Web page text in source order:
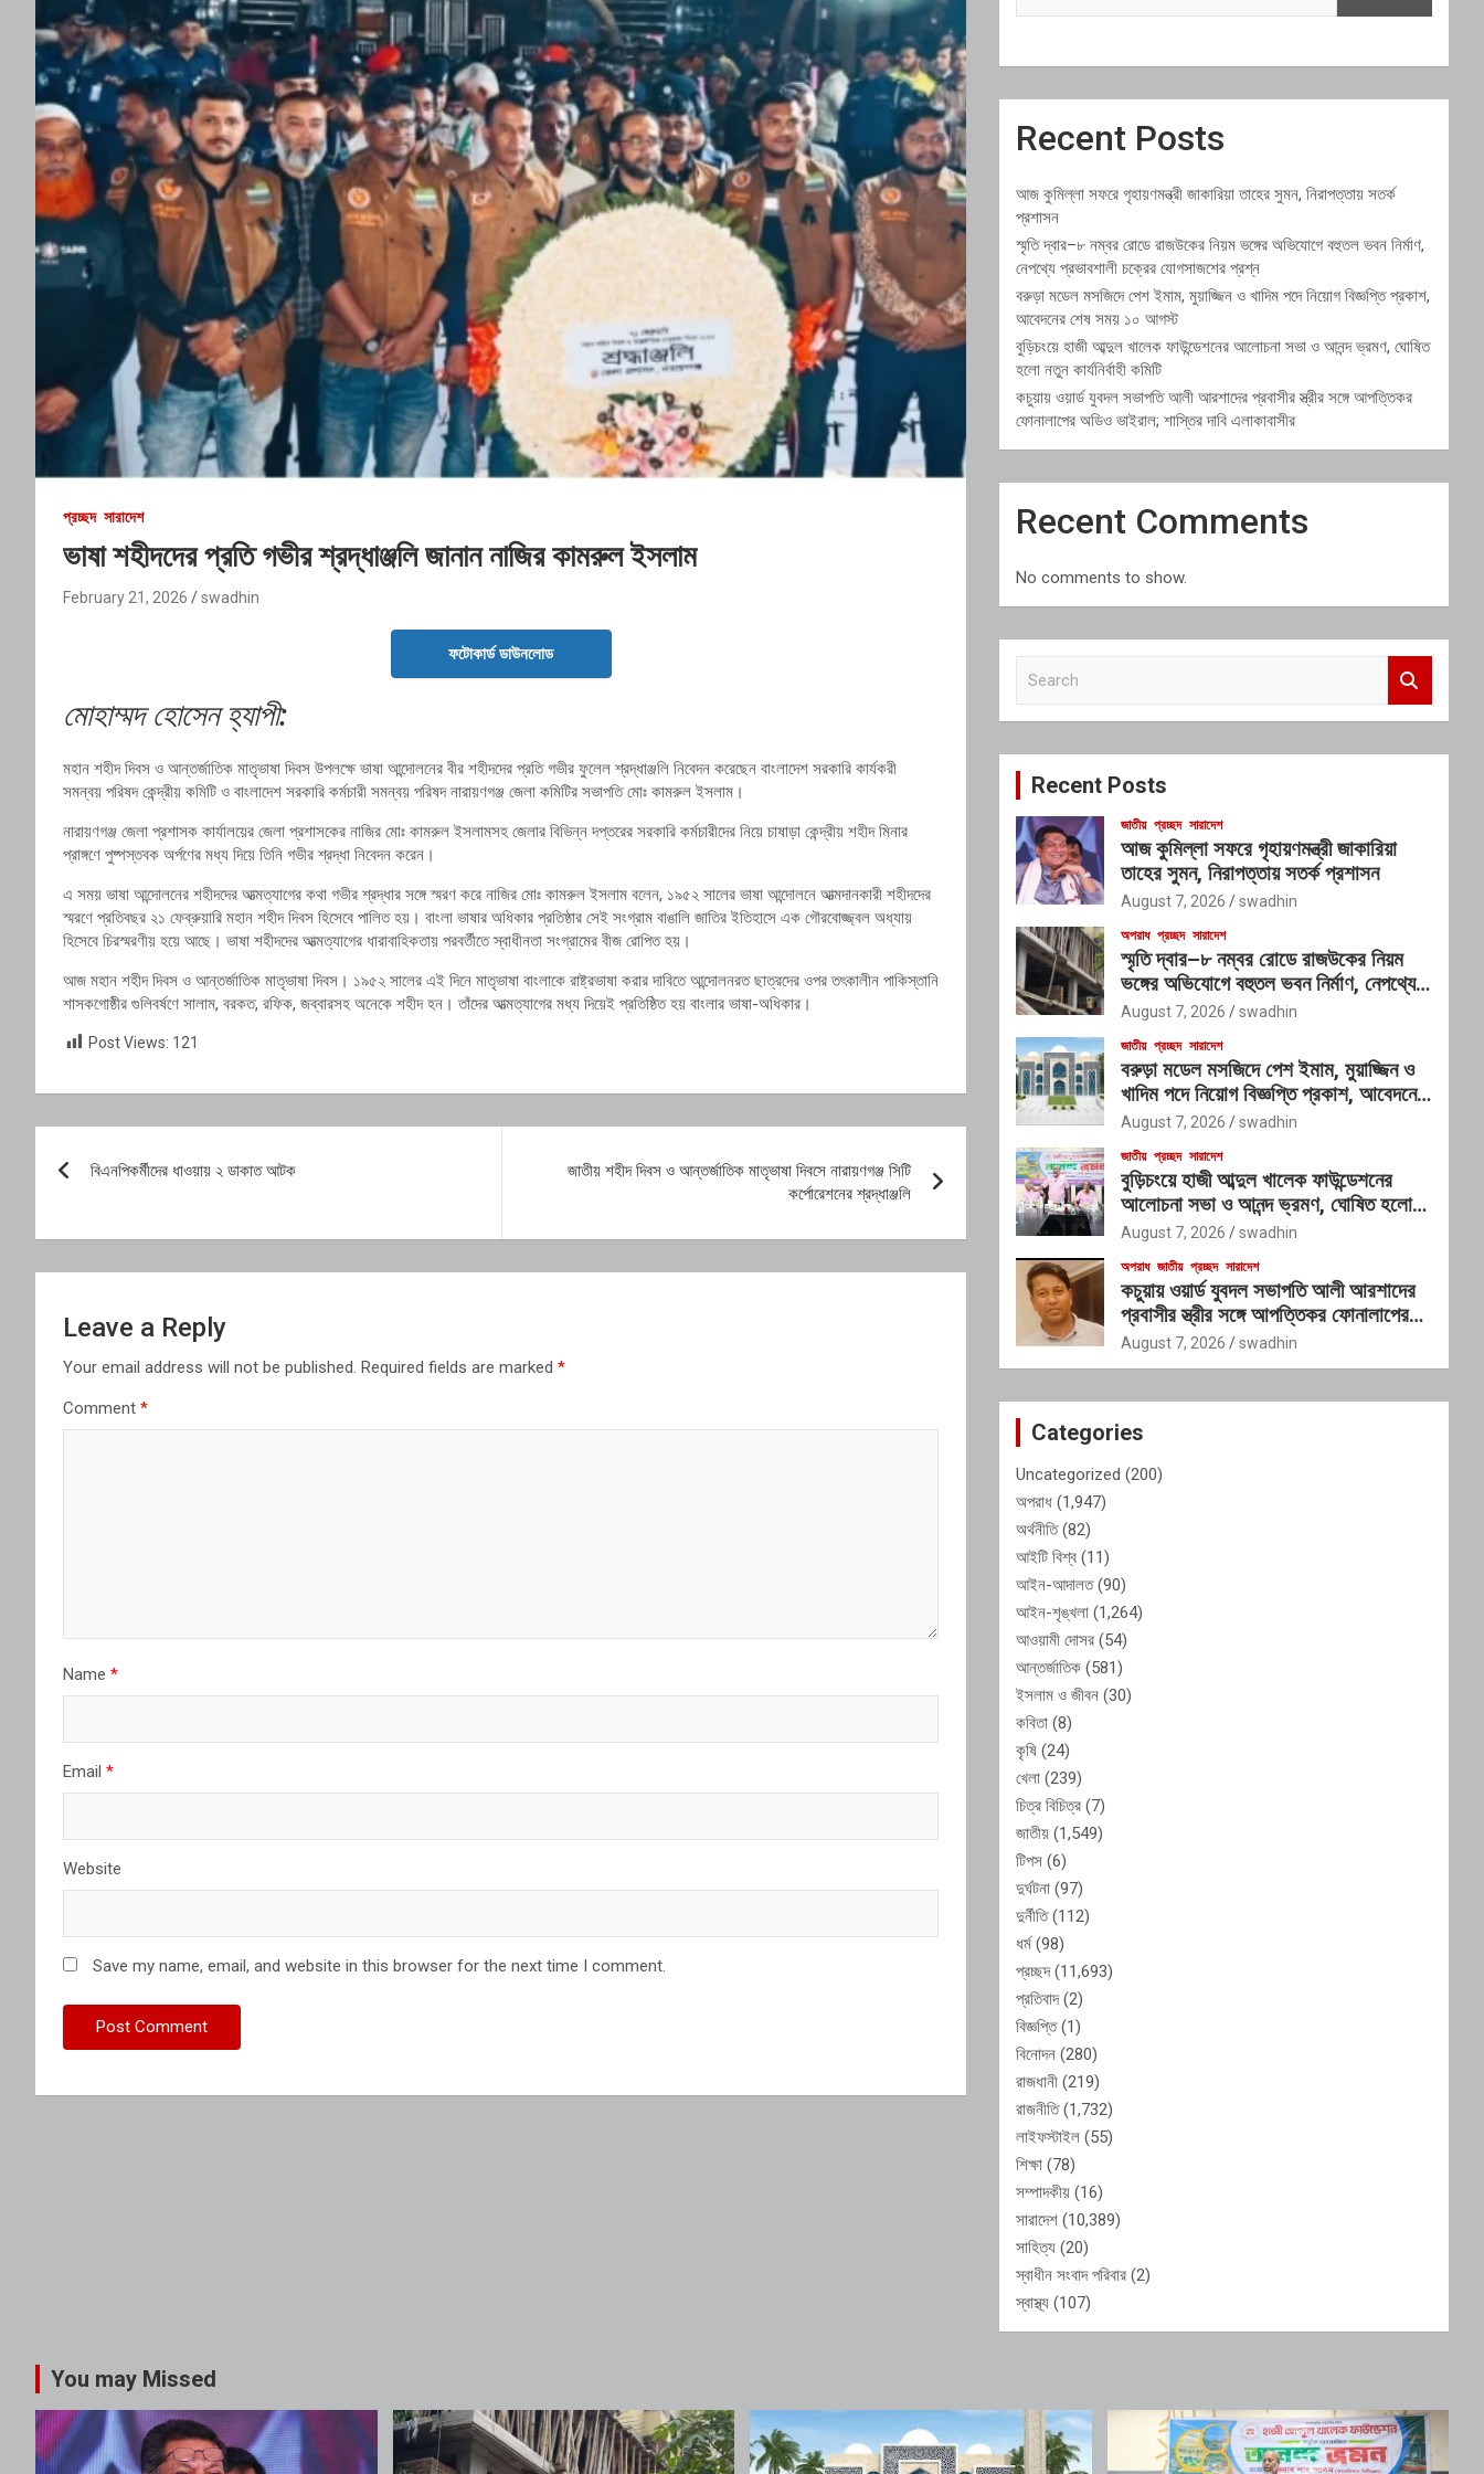
প্রচ্ছদ সারাদেশ
ভাষা শহীদদের প্রতি গভীর শ্রদ্ধাঞ্জলি জানান নাজির কামরুল ইসলাম
February 21, 2026 swadhin
ফটোকার্ড ডাউনলোড
মোহাম্মদ হোসেন হ্যাপী:
মহান শহীদ দিবস ও আন্তর্জাতিক মাতৃভাষা দিবস উপলক্ষে ভাষা আন্দোলনের বীর শহীদদের প্রতি গভীর ফুলেল শ্রদ্ধাঞ্জলি নিবেদন করেছেন বাংলাদেশ সরকারি কার্যকরী
সমন্বয় পরিষদ কেন্দ্রীয় কমিটি ও বাংলাদেশ সরকারি কর্মচারী সমন্বয় পরিষদ নারায়ণগঞ্জ জেলা কমিটির সভাপতি মোঃ কামরুল ইসলাম।
নারায়ণগঞ্জ জেলা প্রশাসক কার্যালয়ের জেলা প্রশাসকের নাজির মোঃ কামরুল ইসলামসহ জেলার বিভিন্ন দপ্তরের সরকারি কর্মচারীদের নিয়ে চাষাড়া কেন্দ্রীয় শহীদ মিনার
প্রাঙ্গণে পুষ্পস্তবক অর্পণের মধ্য দিয়ে তিনি গভীর শ্রদ্ধা নিবেদন করেন।
এ সময় ভাষা আন্দোলনের শহীদদের আত্মত্যাগের কথা গভীর শ্রদ্ধার সঙ্গে স্মরণ করে নাজির মোঃ কামরুল ইসলাম বলেন, ১৯৫২ সালের ভাষা আন্দোলনে আত্মদানকারী শহীদদের
স্মরণে প্রতিবছর ২১ ফেব্রুয়ারি মহান শহীদ দিবস হিসেবে পালিত হয়। বাংলা ভাষার অধিকার প্রতিষ্ঠার সেই সংগ্রাম বাঙালি জাতির ইতিহাসে এক গৌরবোজ্জ্বল অধ্যায়
হিসেবে চিরস্মরণীয় হয়ে আছে। ভাষা শহীদদের আত্মত্যাগের ধারাবাহিকতায় পরবর্তীতে স্বাধীনতা সংগ্রামের বীজ রোপিত হয়।
আজ মহান শহীদ দিবস ও আন্তর্জাতিক মাতৃভাষা দিবস। ১৯৫২ সালের এই দিনে মাতৃভাষা বাংলাকে রাষ্ট্রভাষা করার দাবিতে আন্দোলনরত ছাত্রদের ওপর তৎকালীন পাকিস্তানি
শাসকগোষ্ঠীর গুলিবর্ষণে সালাম, বরকত, রফিক, জব্বারসহ অনেকে শহীদ হন। তাঁদের আত্মত্যাগের মধ্য দিয়েই প্রতিষ্ঠিত হয় বাংলার ভাষা-অধিকার।
Post Views: 121
navigation
বিএনপিকর্মীদের ধাওয়ায় ২ ডাকাত আটক
জাতীয় শহীদ দিবস ও আন্তর্জাতিক মাতৃভাষা দিবসে নারায়ণগঞ্জ সিটি
কর্পোরেশনের শ্রদ্ধাঞ্জলি
Leave a Reply
Your email address will not be published. Required fields are marked *
Comment *
Name *
Email *
Website
Save my name, email, and website in this browser for the next time I comment.
Recent Posts
আজ কুমিল্লা সফরে গৃহায়ণমন্ত্রী জাকারিয়া তাহের সুমন, নিরাপত্তায় সতর্ক
প্রশাসন
স্মৃতি দ্বার–৮ নম্বর রোডে রাজউকের নিয়ম ভঙ্গের অভিযোগে বহুতল ভবন নির্মাণ,
নেপথ্যে প্রভাবশালী চক্রের যোগসাজশের প্রশ্ন
বরুড়া মডেল মসজিদে পেশ ইমাম, মুয়াজ্জিন ও খাদিম পদে নিয়োগ বিজ্ঞপ্তি প্রকাশ,
আবেদনের শেষ সময় ১০ আগস্ট
বুড়িচংয়ে হাজী আব্দুল খালেক ফাউন্ডেশনের আলোচনা সভা ও আনন্দ ভ্রমণ, ঘোষিত
হলো নতুন কার্যনির্বাহী কমিটি
কচুয়ায় ওয়ার্ড যুবদল সভাপতি আলী আরশাদের প্রবাসীর স্ত্রীর সঙ্গে আপত্তিকর
ফোনালাপের অডিও ভাইরাল; শাস্তির দাবি এলাকাবাসীর
Recent Comments
No comments to show.
c
Recent Posts
জাতীয় প্রচ্ছদ সারাদেশ
আজ কুমিল্লা সফরে গৃহায়ণমন্ত্রী জাকারিয়া
তাহের সুমন, নিরাপত্তায় সতর্ক প্রশাসন
August 7, 2026 swadhin
অপরাধ প্রচ্ছদ সারাদেশ
স্মৃতি দ্বার–৮ নম্বর রোডে রাজউকের নিয়ম
ভঙ্গের অভিযোগে বহুতল ভবন নির্মাণ, নেপথ্যে
প্রভাবশালী চক্রের যোগসাজশের প্রশ্ন
August 7, 2026 swadhin
জাতীয় প্রচ্ছদ সারাদেশ
বরুড়া মডেল মসজিদে পেশ ইমাম, মুয়াজ্জিন ও
খাদিম পদে নিয়োগ বিজ্ঞপ্তি প্রকাশ, আবেদনের
শেষ সময় ১০ আগস্ট
August 7, 2026 swadhin
জাতীয় প্রচ্ছদ সারাদেশ
বুড়িচংয়ে হাজী আব্দুল খালেক ফাউন্ডেশনের
আলোচনা সভা ও আনন্দ ভ্রমণ, ঘোষিত হলো
নতুন কার্যনির্বাহী কমিটি
August 7, 2026 swadhin
অপরাধ জাতীয় প্রচ্ছদ সারাদেশ
কচুয়ায় ওয়ার্ড যুবদল সভাপতি আলী আরশাদের
প্রবাসীর স্ত্রীর সঙ্গে আপত্তিকর ফোনালাপের
অডিও ভাইরাল; শাস্তির দাবি এলাকাবাসীর
August 7, 2026 swadhin
Categories
Uncategorized (200)
অপরাধ (1,947)
অর্থনীতি(82)
আইটি বিশ্ব (11)
আইন-আদালত(90)
আইন-শৃঙ্খলা (1,264)
আওয়ামী দোসর (54)
আন্তর্জাতিক (581)
ইসলাম ও জীবন (30)
কবিতা (8)
কৃষি (24)
খেলা (239)
চিত্র বিচিত্র (7)
জাতীয় (1,549)
টিপস (6)
দুর্ঘটনা (97)
দুর্নীতি(112)
ধর্ম(98)
প্রচ্ছদ(11,693)
প্রতিবাদ(2)
বিজ্ঞপ্তি(1)
বিনোদন (280)
রাজধানী (219)
রাজনীতি(1,732)
লাইফস্টাইল (55)
শিক্ষা (78)
সম্পাদকীয় (16)
সারাদেশ (10,389)
সাহিত্য (20)
স্বাধীন সংবাদ পরিবার (2)
স্বাস্থ্য (107)
You may Missed